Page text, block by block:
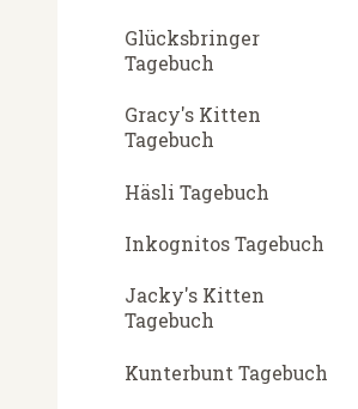
Glücksbringer
Tagebuch
Gracy's Kitten
Tagebuch
Häsli Tagebuch
Inkognitos Tagebuch
Jacky's Kitten
Tagebuch
Kunterbunt Tagebuch